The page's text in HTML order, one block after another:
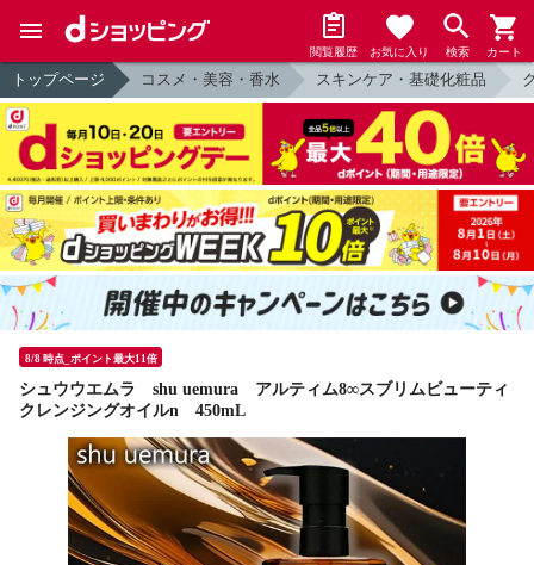
閲覧履歴 お気に入り 検索 カート
トップページ コスメ・美容・香水 スキンケア・基礎化粧品
8/8 時点_ポイント最大11倍
シュウウエムラ shu uemura アルティム8∞スブリムビューティ
クレンジングオイルn 450mL